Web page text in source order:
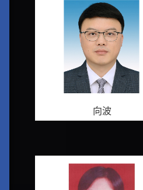
向波